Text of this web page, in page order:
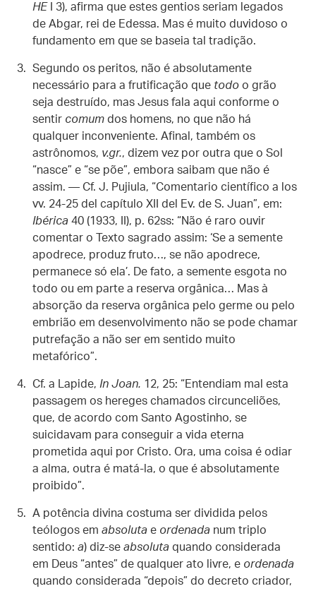
HE I 3), afirma que estes gentios seriam legados
de Abgar, rei de Edessa. Mas é muito duvidoso o
fundamento em que se baseia tal tradição.
Segundo os peritos, não é absolutamente
necessário para a frutificação que todo o grão
seja destruído, mas Jesus fala aqui conforme o
sentir comum dos homens, no que não há
qualquer inconveniente. Afinal, também os
astrônomos, v.gr., dizem vez por outra que o Sol
“nasce” e “se põe”, embora saibam que não é
assim. — Cf. J. Pujiula, “Comentario científico a los
vv. 24-25 del capítulo XII del Ev. de S. Juan”, em:
Ibérica 40 (1933, II), p. 62ss: “Não é raro ouvir
comentar o Texto sagrado assim: ‘Se a semente
apodrece, produz fruto…, se não apodrece,
permanece só ela’. De fato, a semente esgota no
todo ou em parte a reserva orgânica… Mas à
absorção da reserva orgânica pelo germe ou pelo
embrião em desenvolvimento não se pode chamar
putrefação a não ser em sentido muito
metafórico”.
Cf. a Lapide, In Joan. 12, 25: “Entendiam mal esta
passagem os hereges chamados circunceliões,
que, de acordo com Santo Agostinho, se
suicidavam para conseguir a vida eterna
prometida aqui por Cristo. Ora, uma coisa é odiar
a alma, outra é matá-la, o que é absolutamente
proibido”.
A potência divina costuma ser dividida pelos
teólogos em absoluta e ordenada num triplo
sentido: a) diz-se absoluta quando considerada
em Deus “antes” de qualquer ato livre, e ordenada
quando considerada “depois” do decreto criador,